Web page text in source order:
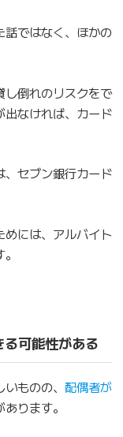
話ではなく、ほかの
し倒れのリスクをで
出なければ、カード
、セブン銀行カード
には、アルバイト
可能性がある
ものの、 配偶者が
ります。